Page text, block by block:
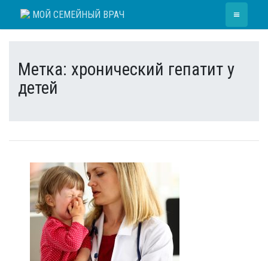
МОЙ СЕМЕЙНЫЙ ВРАЧ ≡
Метка: хронический гепатит у
детей